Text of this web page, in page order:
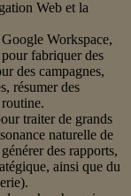
Web et la
Workspace,
fabriquer des
des campagnes,
résumer des
traiter de grands
naturelle de
des rapports,
ainsi que du